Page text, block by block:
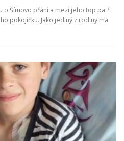
o Šímovo přání a mezi jeho top patř
pokojíčku. Jako jediný z rodiny má